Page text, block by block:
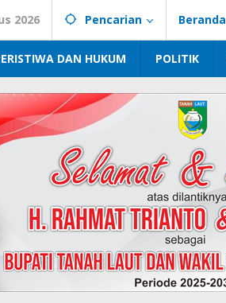
2026 Pencarian Beranda
DAN HUKUM POLITIK